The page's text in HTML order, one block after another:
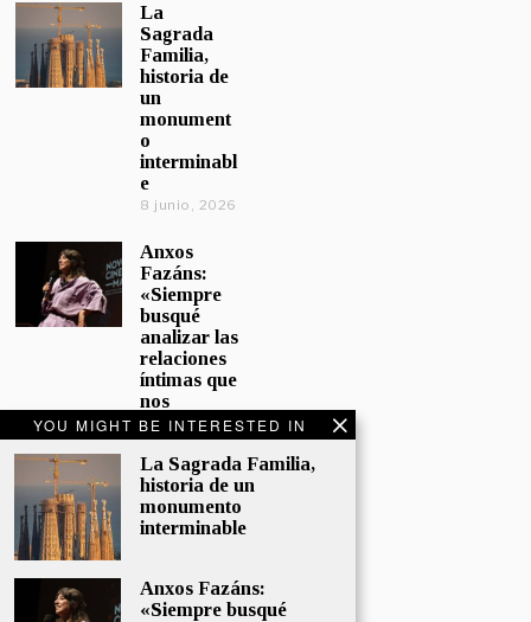
YOU MIGHT BE INTERESTED IN
La Sagrada Familia,
historia de un
monumento
interminable
Anxos Fazáns:
«Siempre busqué
La
Sagrada
Familia,
historia de
un
monument
o
interminabl
e
8 junio, 2026
Anxos
Fazáns:
«Siempre
busqué
analizar las
relaciones
íntimas que
nos
afectan»
5 junio, 2026
El hijo de la
cómica, el
homenaje
Sacristán a
Fernán